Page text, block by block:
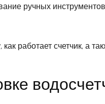
ручных
работает счетчик, а